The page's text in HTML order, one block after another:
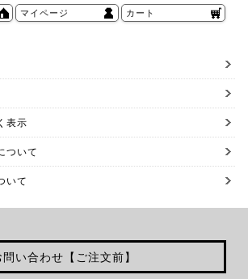
マイページ カート
表示
ついて
いて
問い合わせ【ご注文前】